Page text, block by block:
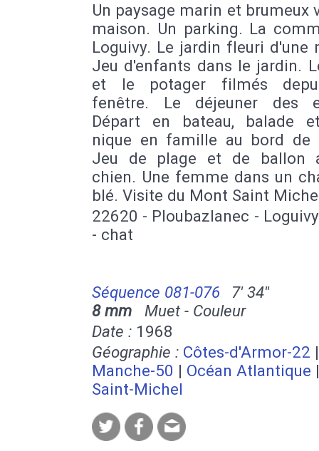
Un paysage marin et brumeux
maison. Un parking. La
Loguivy. Le jardin fleuri d'une
Jeu d'enfants dans le jardin.
et le potager filmés
fenêtre. Le déjeuner des
Départ en bateau, balade
nique en famille au bord de
Jeu de plage et de ballon
chien. Une femme dans un
blé. Visite du Mont Saint
22620 - Ploubazlanec -
- chat
Séquence 081-076
7' 34''
8 mm Muet - Couleur
Date : 1968
Géographie : Côtes-d'Armor-22 |
Manche-50 | Océan Atlantique
Saint-Michel